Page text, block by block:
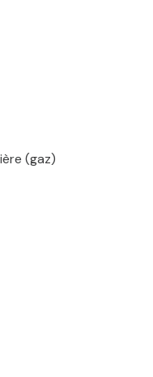
véhicules
cette maison.
au 06 15 80 31 22.
(gaz)